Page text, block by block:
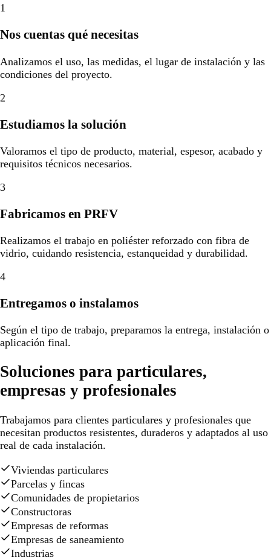
1
Nos cuentas qué necesitas
Analizamos el uso, las medidas, el lugar de instalación y las
condiciones del proyecto.
2
Estudiamos la solución
Valoramos el tipo de producto, material, espesor, acabado y
requisitos técnicos necesarios.
3
Fabricamos en PRFV
Realizamos el trabajo en poliéster reforzado con fibra de
vidrio, cuidando resistencia, estanqueidad y durabilidad.
4
Entregamos o instalamos
Según el tipo de trabajo, preparamos la entrega, instalación o
aplicación final.
Soluciones para particulares,
empresas y profesionales
Trabajamos para clientes particulares y profesionales que
necesitan productos resistentes, duraderos y adaptados al uso
real de cada instalación.
Viviendas particulares
Parcelas y fincas
Comunidades de propietarios
Constructoras
Empresas de reformas
Empresas de saneamiento
Industrias